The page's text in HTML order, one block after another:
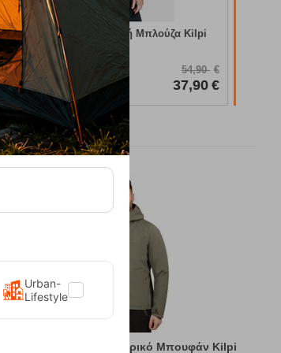
Floreni-M Blue Ανδρική Μπλούζα Kilpi
Κωδικός:
FRE-19881
Άμεσα
διαθέσιμο
54,90 €
37,90 €
Sonna-M Green Ανδρικό Μπουφάν Kilpi
Urban-
Lifestyle